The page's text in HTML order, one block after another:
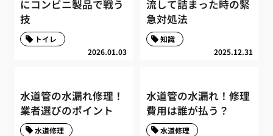
にコンビニ製品で戦う
技
2026.01.03
トイレ
流して詰まった時の緊
急対処法
2025.12.31
知識
水道管の水漏れ修理！
業者選びのポイント
水道修理
水道管の水漏れ！修理
費用は誰が払う？
水道修理